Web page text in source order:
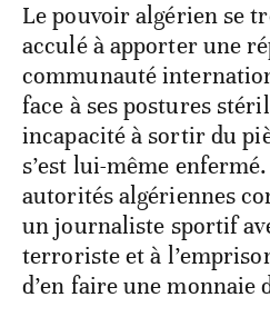
Le pouvoir algérien se
acculé à apporter une
communauté
face à ses postures
incapacité à sortir du
s’est lui-même
autorités algériennes
un journaliste sportif
terroriste et à
d’en faire une monnaie